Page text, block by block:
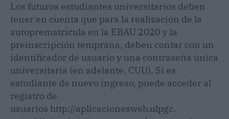
Los futuros estudiantes universitarios deben
tener en cuenta que para la realización de la
autoprematrícula en la EBAU 2020 y la
preinscripción temprana, deben contar con un
identificador de usuario y una contraseña única
universitaria (en adelante, CUU). Si es
estudiante de nuevo ingreso, puede acceder al
registro de
usuarios http://aplicacionesweb.ulpgc.